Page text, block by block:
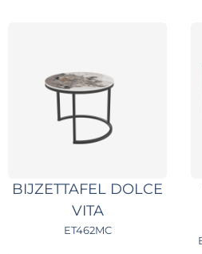
BIJZETTAFEL DOLCE
VITA
ET462MC